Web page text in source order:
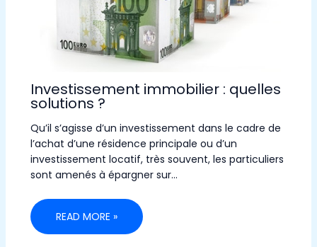
Investissement immobilier : quelles
solutions ?
Qu’il s’agisse d’un investissement dans le cadre de
l’achat d’une résidence principale ou d’un
investissement locatif, très souvent, les particuliers
sont amenés à épargner sur…
READ MORE »